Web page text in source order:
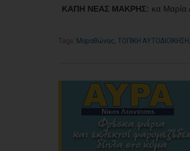
ΚΑΠΗ ΝΕΑΣ ΜΑΚΡΗΣ: κα Μαρία
Tags: Μαραθώνας, ΤΟΠΙΚΗ ΑΥΤΟΔΙΟΙΚΗΣΗ,